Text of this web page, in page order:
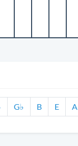
G♭ B E A